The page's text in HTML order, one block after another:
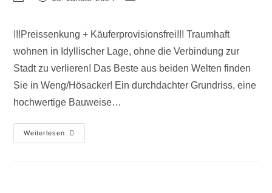
!!!Preissenkung + Käuferprovisionsfrei!!! Traumhaft
wohnen in Idyllischer Lage, ohne die Verbindung zur
Stadt zu verlieren! Das Beste aus beiden Welten finden
Sie in Weng/Hösacker! Ein durchdachter Grundriss, eine
hochwertige Bauweise…
Weiterlesen